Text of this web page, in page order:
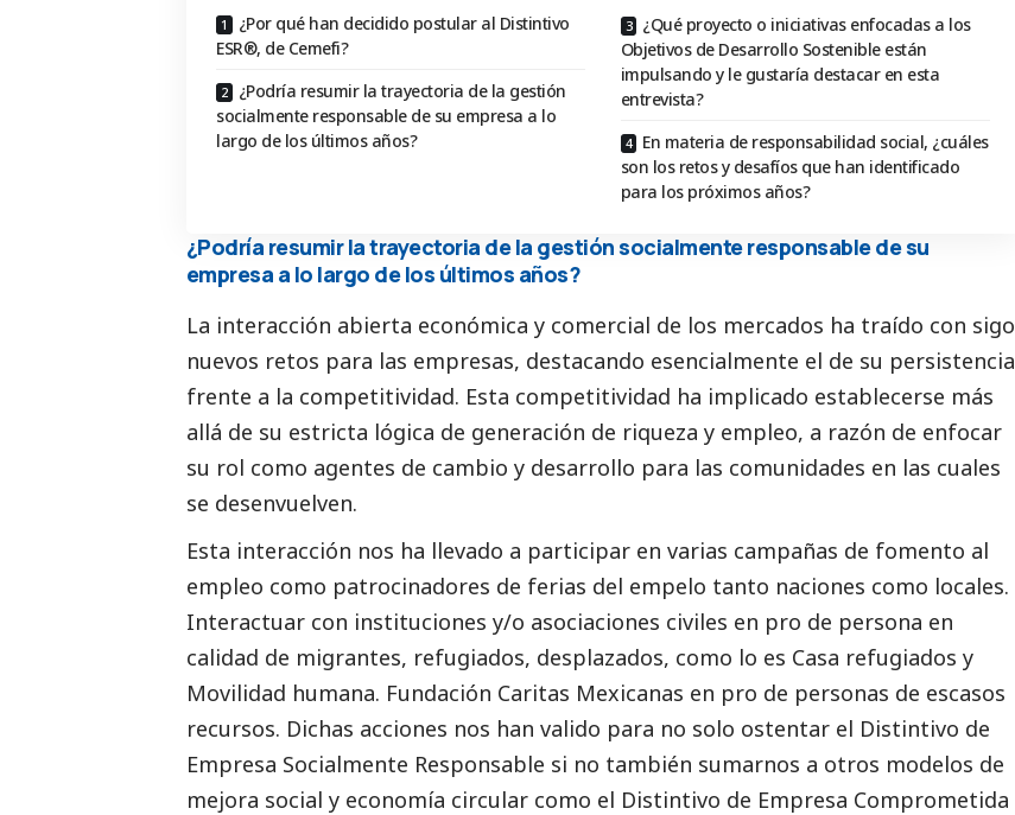
¿Por qué han decidido postular al Distintivo
ESR®, de Cemefi?
¿Podría resumir la trayectoria de la gestión
socialmente responsable de su empresa a lo
largo de los últimos años?
¿Qué proyecto o iniciativas enfocadas a los
Objetivos de Desarrollo Sostenible están
impulsando y le gustaría destacar en esta
entrevista?
En materia de responsabilidad social, ¿cuáles
son los retos y desafíos que han identificado
para los próximos años?
¿Podría resumir la trayectoria de la gestión socialmente responsable de su
empresa a lo largo de los últimos años?
La interacción abierta económica y comercial de los mercados ha traído con sigo
nuevos retos para las empresas, destacando esencialmente el de su persistencia
frente a la competitividad. Esta competitividad ha implicado establecerse más
allá de su estricta lógica de generación de riqueza y empleo, a razón de enfocar
su rol como agentes de cambio y desarrollo para las comunidades en las cuales
se desenvuelven.
Esta interacción nos ha llevado a participar en varias campañas de fomento al
empleo como patrocinadores de ferias del empelo tanto naciones como locales.
Interactuar con instituciones y/o asociaciones civiles en pro de persona en
calidad de migrantes, refugiados, desplazados, como lo es Casa refugiados y
Movilidad humana. Fundación Caritas Mexicanas en pro de personas de escasos
recursos. Dichas acciones nos han valido para no solo ostentar el Distintivo de
Empresa Socialmente Responsable si no también sumarnos a otros modelos de
mejora social y economía circular como el Distintivo de Empresa Comprometida